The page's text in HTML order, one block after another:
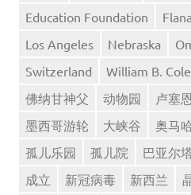
Education Foundation
Los Angeles
Nebraska
Switzerland
William B.
佛纳甘神父
动物园 卢塞恩
墨西哥游轮
大峡谷 奥马
孤儿乐园
孤儿院 巴亚尔
成立
新冠病毒 新西兰